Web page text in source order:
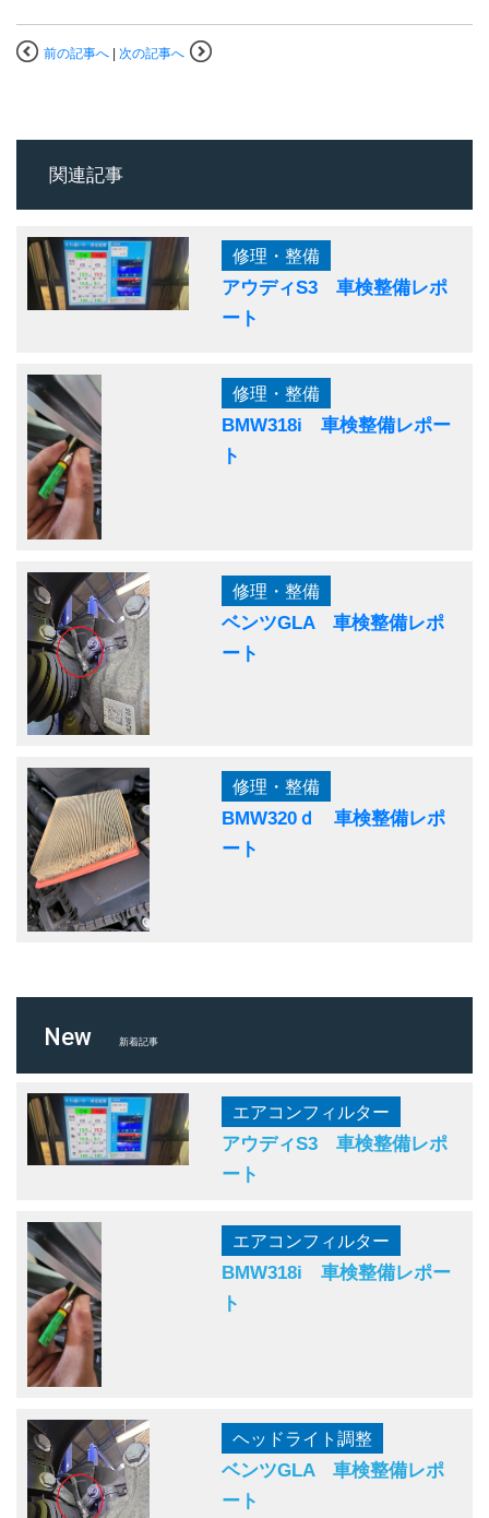
前の記事へ | 次の記事へ
関連記事
修理・整備
アウディS3 車検整備レポ
ート
修理・整備
BMW318i 車検整備レポー
ト
修理・整備
ベンツGLA 車検整備レポ
ート
修理・整備
BMW320ｄ 車検整備レポ
ート
New 新着記事
エアコンフィルター
アウディS3 車検整備レポ
ート
エアコンフィルター
BMW318i 車検整備レポー
ト
ヘッドライト調整
ベンツGLA 車検整備レポ
ート